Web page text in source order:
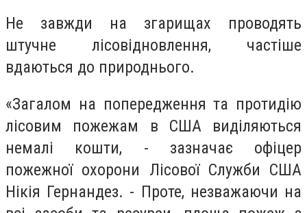
Не завжди на згарищах проводять
штучне лісовідновлення, частіше
вдаються до природнього.
«Загалом на попередження та протидію
лісовим пожежам в США виділяються
немалі кошти, - зазначає офіцер
пожежної охорони Лісової Служби США
Нікія Гернандез. - Проте, незважаючи на